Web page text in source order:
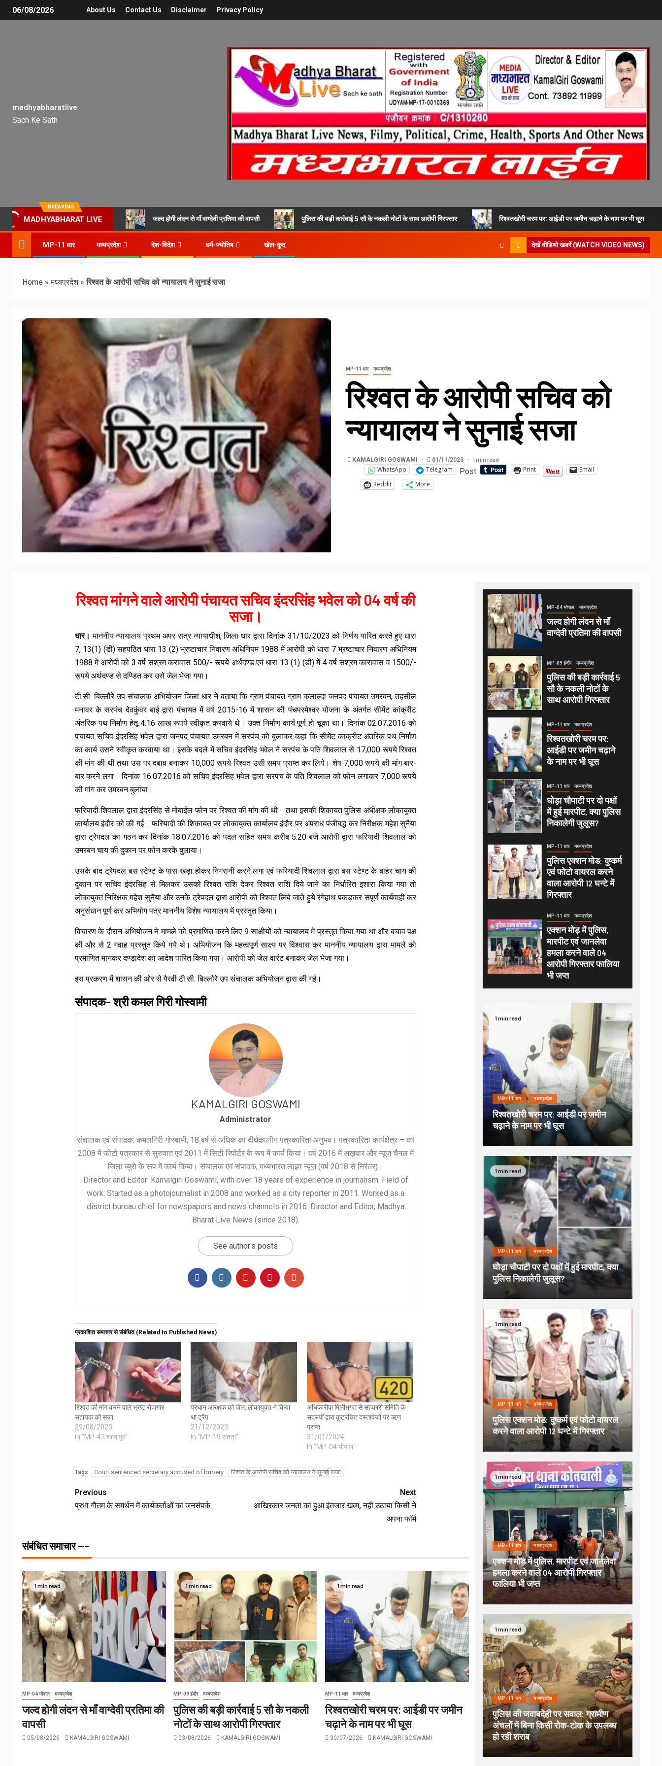
06/08/2026 About Us Contact Us Disclaimer Privacy Policy
madhyabharatlive
Sach Ke Sath
BREAKING
MADHYABHARAT LIVE जल्द होगी लंदन से माँ वाग्देवी प्रतिमा की वापसी पुलिस की बड़ी कार्रवाई 5 सौ के नकली नोटों के साथ आरोपी गिरफ्तार रिश्वतखोरी चरम पर: आईडी पर जमीन चढ़ाने के नाम पर भी घूस
MP-11 धार मध्यप्रदेश देश-विदेश धर्म-ज्योतिष खेल-कूद देखें वीडियो खबरें (WATCH VIDEO NEWS)
Home »मध्यप्रदेश»रिश्वत के आरोपी सचिव को न्यायालय ने सुनाई सजा
MP-11 धार मध्यप्रदेश
रिश्वत के आरोपी सचिव को
न्यायालय ने सुनाई सजा
KAMALGIRI GOSWAMI 01/11/2023 1 min read
WhatsApp Telegram Post Print
Email
Reddit
More
रिश्वत मांगने वाले आरोपी पंचायत सचिव इंदरसिंह भवेल को 04 वर्ष की
सजा।
धार। माननीय न्यायालय प्रथम अपर सत्र न्यायाधीश, जिला धार द्वारा दिनांक 31/10/2023 को निर्णय पारित करते हुए धारा
7, 13(1) (डी) सहपठित धारा 13 (2) भ्रष्टाचार निवारण अधिनियम 1988 में आरोपी को धारा 7 भ्रष्टाचार निवारण अधिनियम
1988 में आरोपी को 3 वर्ष सश्रम करावास 500/- रूपये अर्थदण्ड एवं धारा 13 (1) (डी) में 4 वर्ष सश्रम कारावास व 1500/-
रूपये अर्थदण्ड से दण्डित कर उसे जेल भेजा गया।
टी.सी. बिल्लौरे उप संचालक अभियोजन जिला धार ने बताया कि ग्राम पंचायत ग्राम कलाल्दा जनपद पंचायत उमरबन, तहसील
मनावर के सरपंच देवकुंवर बाई द्वारा पंचायत में वर्ष 2015-16 में शासन की पंचपरमेश्वर योजना के अंतर्गत सीमेंट कांक्रीट
अंतरिक पथ निर्माण हेतू 4.16 लाख रूपये स्वीकृत करवाये थे। उक्त निर्माण कार्य पूर्ण हो चूका था। दिनांक 02.07.2016 को
पंचायत सचिव इंदरसिंह भवेल द्वारा जनपद पंचायत उमरबन में सरपंच को बुलाकर कहा कि सीमेंट कांक्रीट अंतरिक पथ निर्माण
का कार्य उसने स्वीकृत करवाया था। इसके बदले में सचिव इंदरसिंह भवेल ने सरपंच के पति शिवलाल से 17,000 रूपये रिश्वत
की मांग की थी तथा उस पर दबाव बनाकर 10,000 रूपये रिश्वत उसी समय प्राप्त कर लिये। शेष 7,000 रूपये की मांग बार-
बार करने लगा। दिनांक 16.07.2016 को सचिव इंदरसिंह भवेल द्वारा सरपंच के पति शिवलाल को फोन लगाकर 7,000 रूपये
की मांग कर उमरबन बुलाया।
फरियादी शिवलाल द्वारा इंदरसिंह से मोबाईल फोन पर रिश्वत की मांग की थी। तथा इसकी शिकायत पुलिस अधीक्षक लोकायुक्त
कार्यालय इंदौर को की गई। फरियादी की शिकायत पर लोकायुक्त कार्यालय इंदौर पर अपराध पंजीबद्ध कर निरीक्षक महेश सुनैया
द्वारा ट्रेपदल का गठन कर दिनांक 18.07.2016 को पदल सहित समय करीब 5.20 बजे आरोपी द्वारा फरियादी शिवलाल को
उमरबन चाय की दुकान पर फोन करके बुलाया।
उसके बाद ट्रेपदल बस स्टेण्ट के पास खड़ा होकर निगरानी करने लगा एवं फरियादी शिवलाल द्वारा बस स्टेण्ट के बाहर चाय की
दुकान पर सचिव इंदरसिंह से मिलकर उसको रिश्वत राशि देकर रिश्वत राशि दिये जाने का निर्धारित इशारा किया गया तो
लोकायुक्त निरिक्षक महेश सुनैया और उनके ट्रेपदल द्वारा आरोपी को रिश्वत लिये जाते हुये रंगेहाथ पकड़कर संपूर्ण कार्यवाही कर
अनुसंधान पूर्ण कर अभियोग पत्र माननीय विशेष न्यायालय में प्रस्तुत किया।
विचारण के दौरान अभियोजन ने मामले को प्रमाणित करने लिए 9 साक्षीयों को न्यायालय में प्रस्तुत किया गया था और बचाव पक्ष
की और से 2 गवाह प्रस्तुत किये गये थे। अभियोजन कि महत्वपूर्ण साक्ष्य पर विश्वास कर माननीय न्यायालय द्वारा मामले को
प्रमाणित मानकर दण्डादेश का आदेश पारित किया गया। आरोपी को जेल वारंट बनाकर जेल भेजा गया।
इस प्रकरण में शासन की ओर से पैरवी टी.सी. बिल्लौरे उप संचालक अभियोजन द्वारा की गई।
संपादक- श्री कमल गिरी गोस्वामी
KAMALGIRI GOSWAMI
Administrator
संचालक एवं संपादक: कमलगिरी गोस्वामी, 18 वर्ष से अधिक का दीर्घकालीन पत्रकारिता अनुभव। पत्रकारिता कार्यक्षेत्र – वर्ष
2008 में फोटो पत्रकार से सुरुवात एवं 2011 में सिटी रिपोर्टर के रूप में कार्य किया। वर्ष 2016 में अख़बार और न्यूज़ चैनल में
जिला ब्यूरो के रूप में कार्य किया। संचालक एवं संपादक, मध्यभारत लाइव न्यूज़ (वर्ष 2018 से निरंतर)।
Director and Editor: Kamalgiri Goswami, with over 18 years of experience in journalism. Field of
work: Started as a photojournalist in 2008 and worked as a city reporter in 2011. Worked as a
district bureau chief for newspapers and news channels in 2016. Director and Editor, Madhya
Bharat Live News (since 2018).
See author's posts
प्रकाशित समाचार से संबंधित (Related to Published News)
रिश्वत की मांग करने वाले भ्रष्ट रोजगार
सहायक को सजा
29/08/2023
In "MP-42 शाजापुर"
प्रधान आरक्षक को जेल, लोकायुक्त ने किया
था ट्रैप
21/12/2023
In "MP-19 सतना"
अधिकारीक मिलीभगत से सहकारी समिति के
सदस्यों द्वारा कूटरचित दस्तावेजों पर ऋण
प्राप्त
31/01/2024
In "MP-04 भोपाल"
Tags: Court sentenced secretary accused of bribery रिश्वत के आरोपी सचिव को न्यायालय ने सुनाई सजा
Previous
प्रभा गौतम के समर्थन में कार्यकर्ताओं का जनसंपर्क
Next
आखिरकार जनता का हुआ इंतजार खत्म, नहीं उठाया किसी ने
अपना फॉर्म
संबंधित समाचार ---
1 min read
MP-04 भोपाल मध्यप्रदेश
जल्द होगी लंदन से माँ वाग्देवी प्रतिमा की
वापसी
05/08/2026 KAMALGIRI GOSWAMI
1 min read
MP-09 इंदौर मध्यप्रदेश
पुलिस की बड़ी कार्रवाई 5 सौ के नकली
नोटों के साथ आरोपी गिरफ्तार
03/08/2026 KAMALGIRI GOSWAMI
1 min read
MP-11 धार मध्यप्रदेश
रिश्वतखोरी चरम पर: आईडी पर जमीन
चढ़ाने के नाम पर भी घूस
30/07/2026 KAMALGIRI GOSWAMI
MP-04 भोपाल मध्यप्रदेश
जल्द होगी लंदन से माँ
वाग्देवी प्रतिमा की वापसी
MP-09 इंदौर मध्यप्रदेश
पुलिस की बड़ी कार्रवाई 5
सौ के नकली नोटों के
साथ आरोपी गिरफ्तार
MP-11 धार मध्यप्रदेश
रिश्वतखोरी चरम पर:
आईडी पर जमीन चढ़ाने
के नाम पर भी घूस
MP-11 धार मध्यप्रदेश
घोड़ा चौपाटी पर दो पक्षों
में हुई मारपीट, क्या पुलिस
निकालेगी जुलूस?
MP-11 धार मध्यप्रदेश
पुलिस एक्शन मोड: दुष्कर्म
एवं फोटो वायरल करने
वाला आरोपी 12 घन्टे में
गिरफ्तार
MP-11 धार मध्यप्रदेश
एक्शन मोड़ में पुलिस,
मारपीट एवं जानलेवा
हमला करने वाले 04
आरोपी गिरफ्तार फालिया
भी जप्त
1 min read
MP-11 धार मध्यप्रदेश
रिश्वतखोरी चरम पर: आईडी पर जमीन
चढ़ाने के नाम पर भी घूस
1 min read
MP-11 धार मध्यप्रदेश
घोड़ा चौपाटी पर दो पक्षों में हुई मारपीट, क्या
पुलिस निकालेगी जुलूस?
1 min read
MP-11 धार मध्यप्रदेश
पुलिस एक्शन मोड: दुष्कर्म एवं फोटो वायरल
करने वाला आरोपी 12 घन्टे में गिरफ्तार
1 min read
MP-11 धार मध्यप्रदेश
एक्शन मोड़ में पुलिस, मारपीट एवं जानलेवा
हमला करने वाले 04 आरोपी गिरफ्तार
फालिया भी जप्त
1 min read
MP-11 धार मध्यप्रदेश
पुलिस की जवाबदेही पर सवाल: ग्रामीण
अंचलों में बिना किसी रोक-टोक के उपलब्ध
हो रही शराब